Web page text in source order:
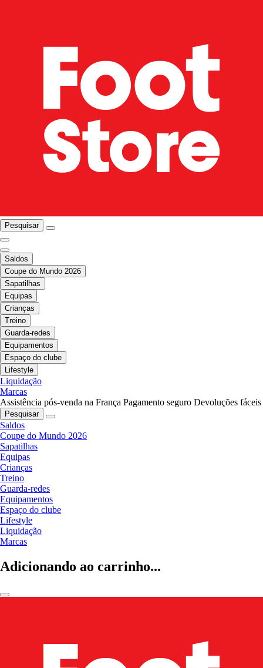
Pesquisar
Saldos
Coupe do Mundo 2026
Sapatilhas
Equipas
Crianças
Treino
Guarda-redes
Equipamentos
Espaço do clube
Lifestyle
Liquidação
Marcas
Assistência pós-venda na França Pagamento seguro Devoluções fáceis
Pesquisar
Saldos
Coupe do Mundo 2026
Sapatilhas
Equipas
Crianças
Treino
Guarda-redes
Equipamentos
Espaço do clube
Lifestyle
Liquidação
Marcas
Adicionando ao carrinho...